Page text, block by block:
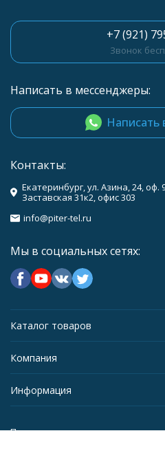
+7 (921)
Звонок
Написать в мессенджеры:
Написать
Контакты:
Екатеринбург, ул. Азина, 24, оф.
Заставская 31к2, офис 303
info@piter-tel.ru
Мы в социальных сетях:
Каталог товаров
Компания
Информация
Политика персональных данных